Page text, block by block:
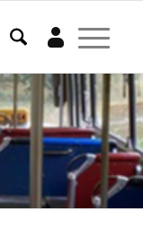
Mein Konto